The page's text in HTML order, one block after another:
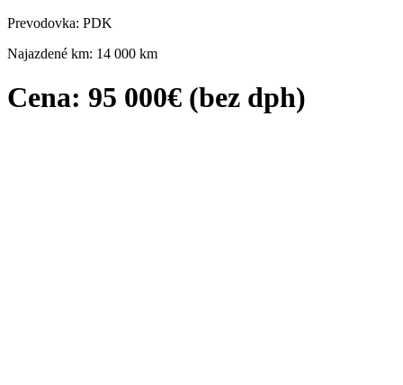
Prevodovka: PDK
Najazdené km: 14 000 km
Cena: 95 000€ (bez dph)